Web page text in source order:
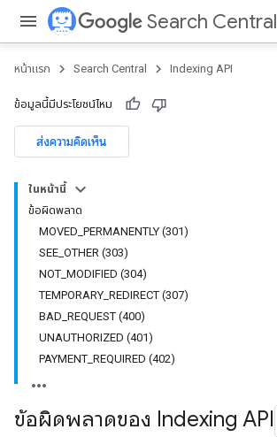
Search Central
หน้าแรก Search Central Indexing API
ข้อมูลนี้มีประโยชน์ไหม
ส่งความคิดเห็น
ในหน้านี้
ข้อผิดพลาด
MOVED_PERMANENTLY (301)
SEE_OTHER (303)
NOT_MODIFIED (304)
TEMPORARY_REDIRECT (307)
BAD_REQUEST (400)
UNAUTHORIZED (401)
PAYMENT_REQUIRED (402)
ข้อผิดพลาดของ Indexing API